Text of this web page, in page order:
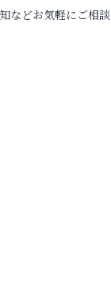
などお気軽にご相